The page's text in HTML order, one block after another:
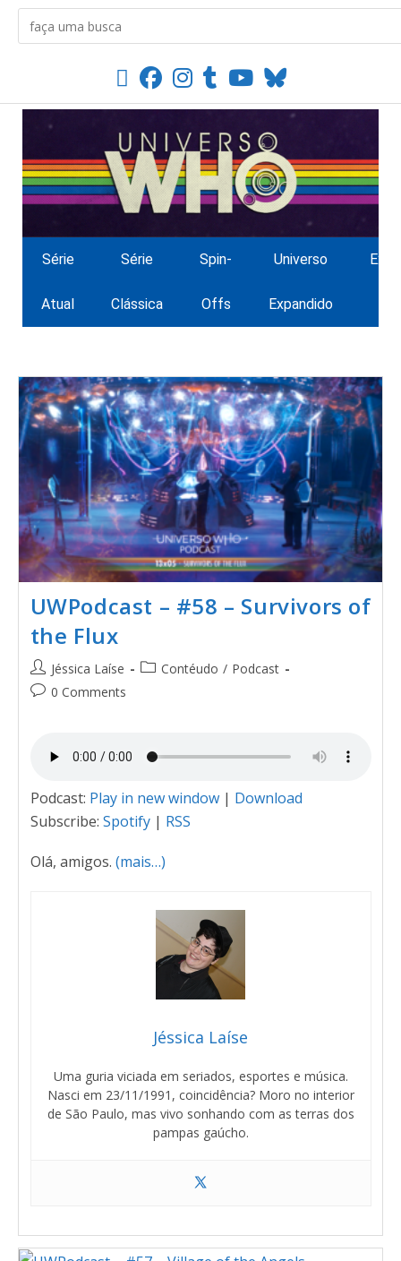
Série
Atual
Série
Clássica
Spin-
Offs
Universo
Expandido
UWPodcast – #58 – Survivors of
the Flux
Jéssica Laíse Contéudo / Podcast
0 Comments
Podcast: Play in new window| Download
Subscribe: Spotify| RSS
Olá, amigos. (mais…)
Jéssica Laíse
Uma guria viciada em seriados, esportes e música.
Nasci em 23/11/1991, coincidência? Moro no interior
de São Paulo, mas vivo sonhando com as terras dos
pampas gaúcho.